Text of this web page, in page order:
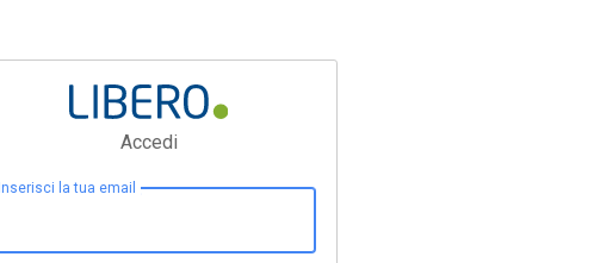
Accedi
Inserisci la tua email